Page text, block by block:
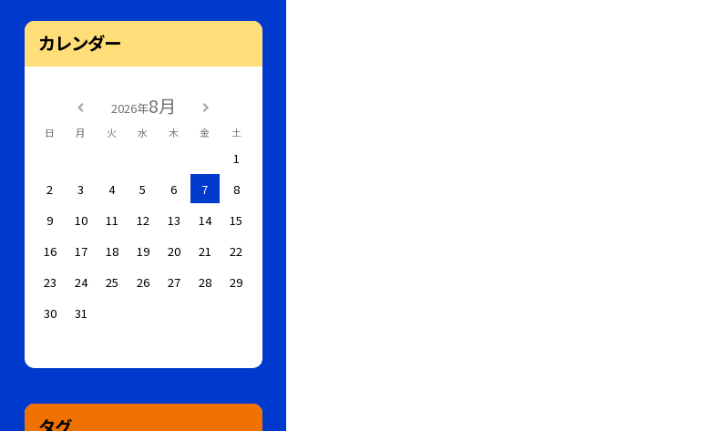
カレンダー
2026年8月
日 月 火 水 木 金 土
1
2
3 4 5 6 7
8
9
10 11 12 13 14
15
16
17 18 19 20 21
22
23
24 25 26 27 28
29
30
31